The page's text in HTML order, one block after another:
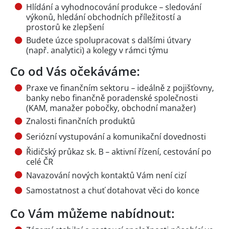
Hlídání a vyhodnocování produkce – sledování
výkonů, hledání obchodních příležitostí a
prostorů ke zlepšení
Budete úzce spolupracovat s dalšími útvary
(např. analytici) a kolegy v rámci týmu
Co od Vás očekáváme:
Praxe ve finančním sektoru – ideálně z pojišťovny,
banky nebo finančně poradenské společnosti
(KAM, manažer pobočky, obchodní manažer)
Znalosti finančních produktů
Seriózní vystupování a komunikační dovednosti
Řidičský průkaz sk. B – aktivní řízení, cestování po
celé ČR
Navazování nových kontaktů Vám není cizí
Samostatnost a chuť dotahovat věci do konce
Co Vám můžeme nabídnout: